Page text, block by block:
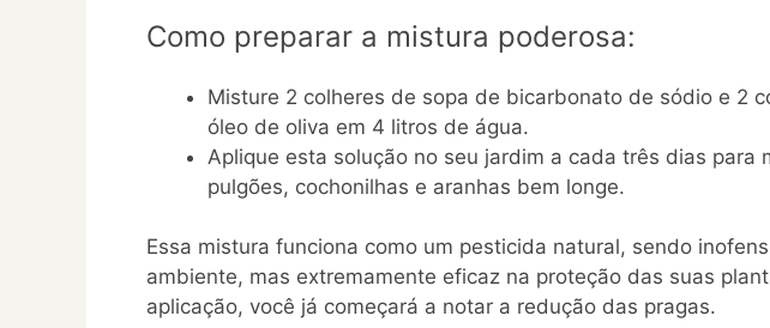
Como preparar a mistura poderosa:
Misture 2 colheres de sopa de bicarbonato de sódio e 2
óleo de oliva em 4 litros de água.
Aplique esta solução no seu jardim a cada três dias para
pulgões, cochonilhas e aranhas bem longe.
Essa mistura funciona como um pesticida natural, sendo
ambiente, mas extremamente eficaz na proteção das suas
aplicação, você já começará a notar a redução das pragas.